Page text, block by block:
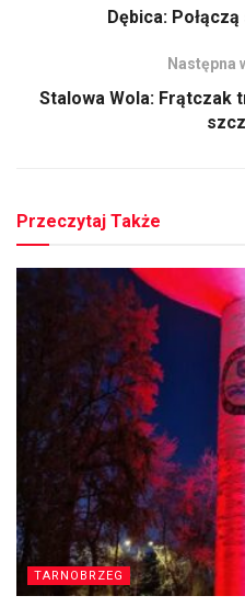
Dębica:
Następna
Stalowa Wola: Frątczak
Przeczytaj Także
TARNOBRZEG